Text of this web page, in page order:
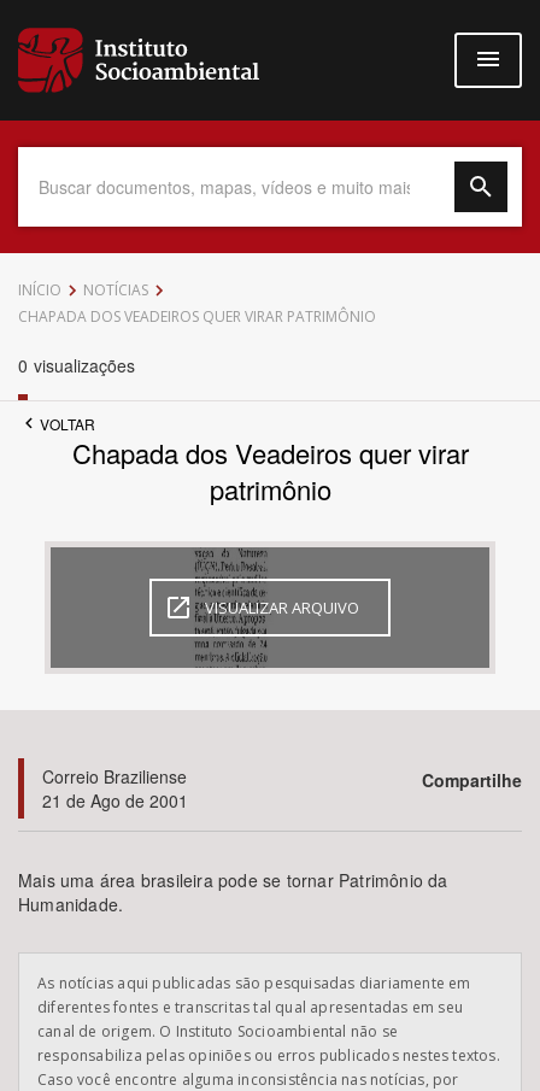
para
conteúdo
Data do Documento
Até
Área de Levantamento
INÍCIO
NOTÍCIAS
CHAPADA DOS VEADEIROS QUER VIRAR PATRIMÔNIO
0 visualizações
VOLTAR
Chapada dos Veadeiros quer virar
patrimônio
VISUALIZAR ARQUIVO
Correio Braziliense
21 de Ago de 2001
Compartilhe
Mais uma área brasileira pode se tornar Patrimônio da
Humanidade.
As notícias aqui publicadas são pesquisadas diariamente em
diferentes fontes e transcritas tal qual apresentadas em seu
canal de origem. O Instituto Socioambiental não se
responsabiliza pelas opiniões ou erros publicados nestes textos.
Caso você encontre alguma inconsistência nas notícias, por